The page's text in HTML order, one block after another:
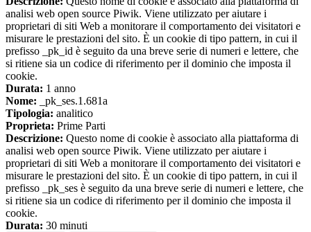
analisi web open source Piwik. Viene utilizzato per aiutare i
proprietari di siti Web a monitorare il comportamento dei visitatori e
misurare le prestazioni del sito. È un cookie di tipo pattern, in cui il
prefisso _pk_id è seguito da una breve serie di numeri e lettere, che
si ritiene sia un codice di riferimento per il dominio che imposta il
cookie.
Durata: 1 anno
Nome: _pk_ses.1.681a
Tipologia: analitico
Proprieta: Prime Parti
Descrizione: Questo nome di cookie è associato alla piattaforma di
analisi web open source Piwik. Viene utilizzato per aiutare i
proprietari di siti Web a monitorare il comportamento dei visitatori e
misurare le prestazioni del sito. È un cookie di tipo pattern, in cui il
prefisso _pk_ses è seguito da una breve serie di numeri e lettere, che
si ritiene sia un codice di riferimento per il dominio che imposta il
cookie.
Durata: 30 minuti